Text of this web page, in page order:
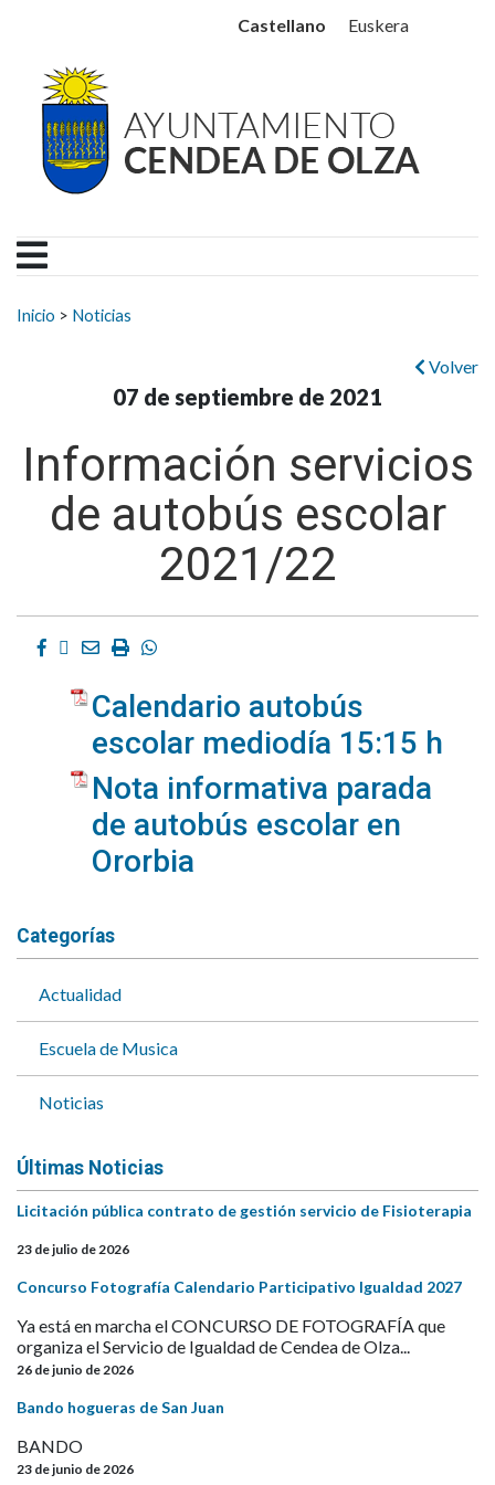
Ayuntamiento Cendea
Castellano Euskera
Buscar:
Inicio > Noticias
Volver
07 de septiembre de 2021
Información servicios
de autobús escolar
2021/22
Facebook
Twitter
EmailImprimirWhatsapp
Calendario autobús
escolar mediodía 15:15 h
Nota informativa parada
de autobús escolar en
Ororbia
Categorías
Actualidad
Escuela de Musica
Noticias
Últimas Noticias
Licitación pública contrato de gestión servicio de Fisioterapia
23 de julio de 2026
Concurso Fotografía Calendario Participativo Igualdad 2027
Ya está en marcha el CONCURSO DE FOTOGRAFÍA que
organiza el Servicio de Igualdad de Cendea de Olza...
26 de junio de 2026
Bando hogueras de San Juan
BANDO
23 de junio de 2026